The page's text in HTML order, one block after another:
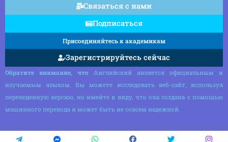
Связаться с нами
Подписаться
Присоединяйтесь к академикам
Зарегистрируйтесь сейчас
Обратите внимание, что Английский является официальным и
изучаемым языком. Вы можете исследовать веб-сайт, используя
переведенную версию, но имейте в виду, что она создана с помощью
машинного перевода и может быть не совсем надежной.